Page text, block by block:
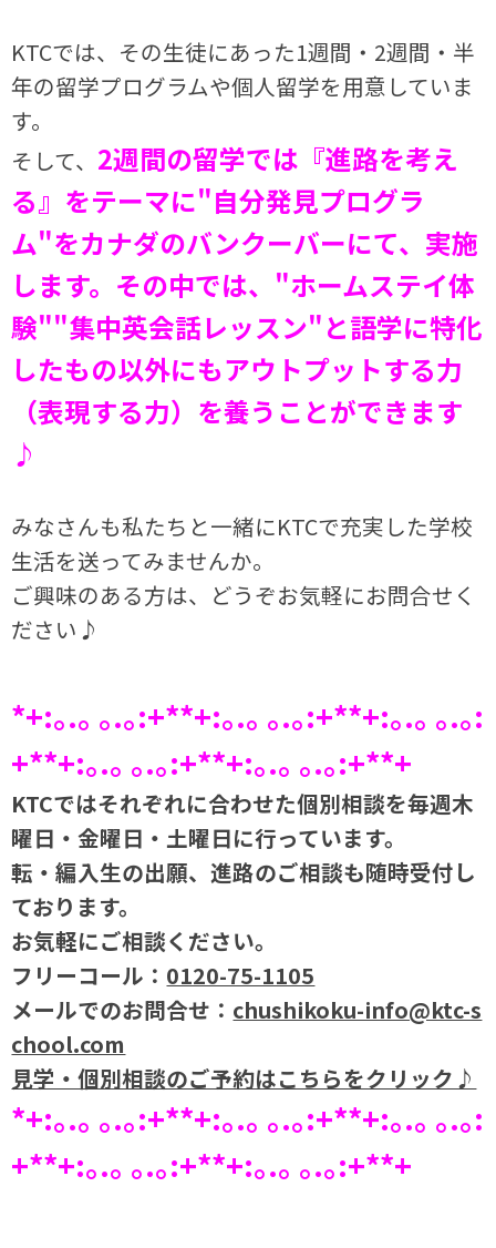
KTCでは、その生徒にあった1週間・2週間・半
年の留学プログラムや個人留学を用意していま
す。
そして、 2週間の留学では『進路を考え
る』をテーマに"自分発見プログラ
ム"をカナダのバンクーバーにて、実施
します。その中では、"ホームステイ体
験""集中英会話レッスン"と語学に特化
したもの以外にもアウトプットする力
（表現する力）を養うことができます
♪
みなさんも私たちと一緒にKTCで充実した学校
生活を送ってみませんか。
ご興味のある方は、どうぞお気軽にお問合せく
ださい♪
*+:｡.｡ ｡.｡:+**+:｡.｡ ｡.｡:+**+:｡.｡ ｡.｡:
+**+:｡.｡ ｡.｡:+**+:｡.｡ ｡.｡:+**+
KTCではそれぞれに合わせた個別相談を毎週木
曜日・金曜日・土曜日に行っています。
転・編入生の出願、進路のご相談も随時受付し
ております。
お気軽にご相談ください。
フリーコール： 0120-75-1105
メールでのお問合せ： chushikoku-info@ktc-s
chool.com
見学・個別相談のご予約はこちらをクリック♪
*+:｡.｡ ｡.｡:+**+:｡.｡ ｡.｡:+**+:｡.｡ ｡.｡:
+**+:｡.｡ ｡.｡:+**+:｡.｡ ｡.｡:+**+